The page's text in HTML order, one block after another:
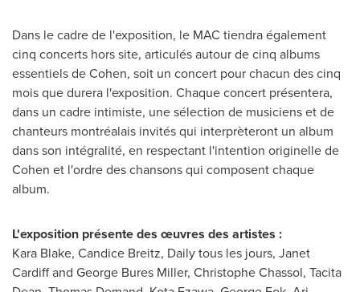
Dans le cadre de l'exposition, le MAC tiendra également
cinq concerts hors site, articulés autour de cinq albums
essentiels de Cohen, soit un concert pour chacun des cinq
mois que durera l'exposition. Chaque concert présentera,
dans un cadre intimiste, une sélection de musiciens et de
chanteurs montréalais invités qui interprèteront un album
dans son intégralité, en respectant l'intention originelle de
Cohen et l'ordre des chansons qui composent chaque
album.
L'exposition présente des œuvres des artistes :
Kara Blake, Candice Breitz, Daily tous les jours, Janet
Cardiffand George Bures Miller, Christophe Chassol, Tacita